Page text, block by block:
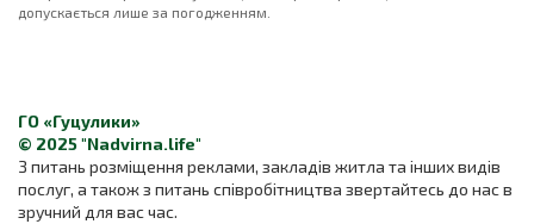
допускається лише за погодженням.
ГО «Гуцулики»
© 2025 "Nadvirna.life"
З питань розміщення реклами, закладів житла та інших видів
послуг, а також з питань співробітництва звертайтесь до нас в
зручний для вас час.